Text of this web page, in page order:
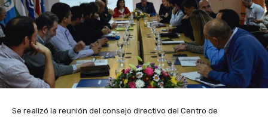
Se realizó la reunión del consejo directivo del Centro de